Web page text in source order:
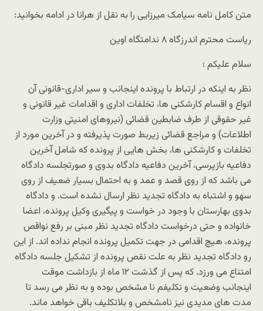
متن کامل نامه سیامک میرزایی را به نقل از هرانا در ادامه بخوانید:
ریاست محترم اندرزگاه ۸ ندامتگاه اوین
سلام علیکم ؛
نظر به اینکه در ارتباط با پرونده اینجانب و سیر اداری-قانونی آن
انواع و اقسام کارشکنی ها، تخلفات اداری و اقدامات غیر قانونی و
غیر حقوقی از طرف ضابطین قضائی (نیروهای امنیتی وزارت
اطلاعات) و مراجع قضائی زیربط صورت پذیرفته و در آخرین مورد از
تخلفات و کارشکنی ها، بخش هایی از پرونده که شامل آخرین
دفاعیه بازپرسی، آخرین دفاعیه دادگاه بدوی و صورتجلسه دادگاه
می باشد که از روی قصد و عمد و به احتمال بسیار ضعیف از روی
سهو و اشتباه به دادگاه تجدید نظر ارسال نشده است. و دادگاه
بدوی بهارستان با وجود در خواست و پیگیری وکیل پرونده، اعضا
خانواده و حتی درخواست دادگاه تجدید نظر مبنی بر رفع نواقص
پرونده، هیچ اقدامی در جهت تکمیل پرونده انجام نداده اند. از این
رو دادگاه تجدید نظر به علت نقص پرونده از تشکیل جلسه دادگاه
امتناع می ورزد. که پس از گذشت ۱۲ ماه از بازداشت موقت
اینجانب وضعیت و تکلیفم نا مشخص بوده و به نظر می رسد تا
مدت های مدیدی نیز نامشخص و بلاتکلیف باقی خواهد ماند.